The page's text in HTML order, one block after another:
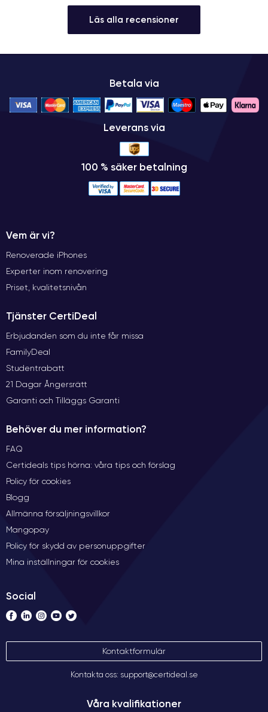
Läs alla recensioner
Betala via
Leverans via
100 % säker betalning
Vem är vi?
Renoverade iPhones
Experter inom renovering
Priset, kvalitetsnivån
Tjänster CertiDeal
Erbjudanden som du inte får missa
FamilyDeal
Studentrabatt
21 Dagar Ångersrätt
Garanti och Tilläggs Garanti
Behöver du mer information?
FAQ
Certideals tips hörna: våra tips och förslag
Policy för cookies
Blogg
Allmänna försäljningsvillkor
Mangopay
Policy för skydd av personuppgifter
Mina inställningar för cookies
Social
Kontaktformulär
Kontakta oss: support@certideal.se
Våra kvalifikationer